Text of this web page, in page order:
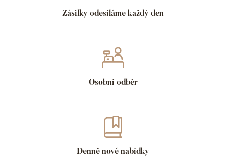
Zásilky odesíláme každý den
Osobní odběr
Denně nové nabídky